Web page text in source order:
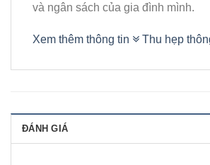
và ngân sách của gia đình mình.
Xem thêm thông tin Thu hẹp
ĐÁNH GIÁ